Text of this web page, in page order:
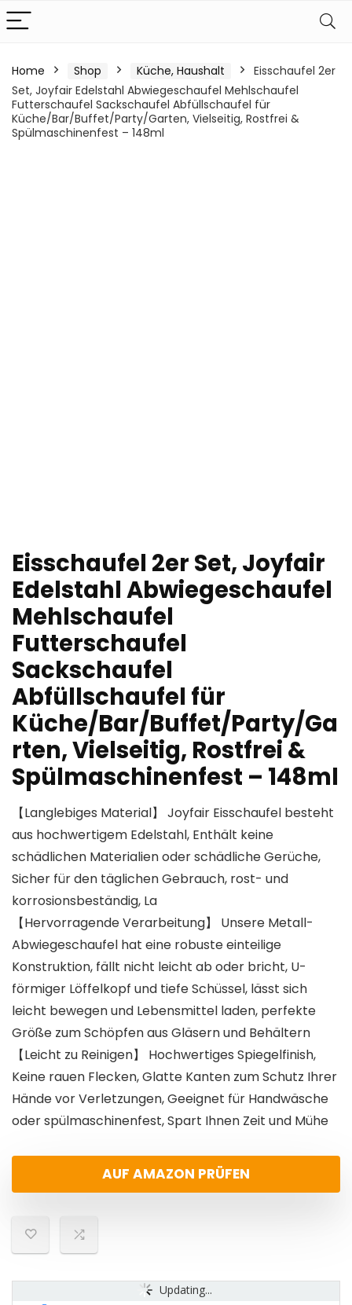
Home Shop Küche, Haushalt
Eisschaufel 2er
Set, Joyfair Edelstahl Abwiegeschaufel Mehlschaufel
Futterschaufel Sackschaufel Abfüllschaufel für
Küche/Bar/Buffet/Party/Garten, Vielseitig, Rostfrei &
Spülmaschinenfest – 148ml
Eisschaufel 2er Set, Joyfair
Edelstahl Abwiegeschaufel
Mehlschaufel
Futterschaufel
Sackschaufel
Abfüllschaufel für
Küche/Bar/Buffet/Party/Ga
rten, Vielseitig, Rostfrei &
Spülmaschinenfest – 148ml
【Langlebiges Material】 Joyfair Eisschaufel besteht
aus hochwertigem Edelstahl, Enthält keine
schädlichen Materialien oder schädliche Gerüche,
Sicher für den täglichen Gebrauch, rost- und
korrosionsbeständig, La
【Hervorragende Verarbeitung】 Unsere Metall-
Abwiegeschaufel hat eine robuste einteilige
Konstruktion, fällt nicht leicht ab oder bricht, U-
förmiger Löffelkopf und tiefe Schüssel, lässt sich
leicht bewegen und Lebensmittel laden, perfekte
Größe zum Schöpfen aus Gläsern und Behältern
【Leicht zu Reinigen】 Hochwertiges Spiegelfinish,
Keine rauen Flecken, Glatte Kanten zum Schutz Ihrer
Hände vor Verletzungen, Geeignet für Handwäsche
oder spülmaschinenfest, Spart Ihnen Zeit und Mühe
AUF AMAZON PRÜFEN
Updating...